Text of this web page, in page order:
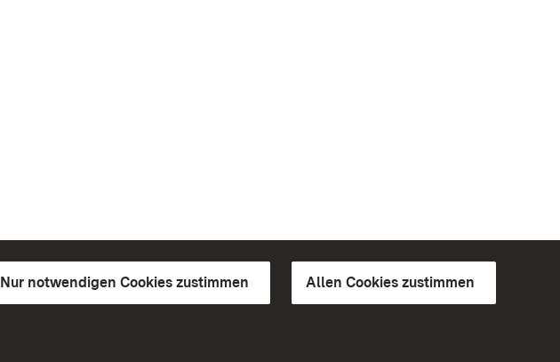
Nur notwendigen Cookies zustimmen Allen Cookies zustimmen